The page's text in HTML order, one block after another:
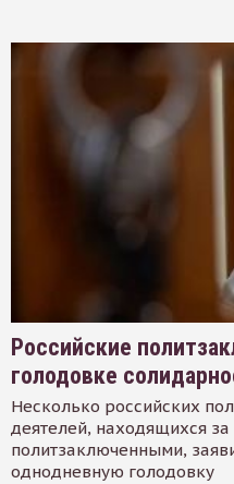
Российские
голодовке
Несколько российских
деятелей, находящихся
политзаключенными,
однодневную голодовку